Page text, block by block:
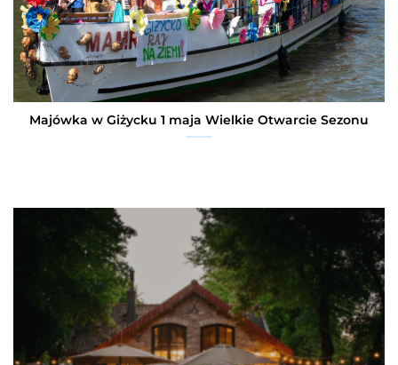
Majówka w Giżycku 1 maja Wielkie Otwarcie Sezonu